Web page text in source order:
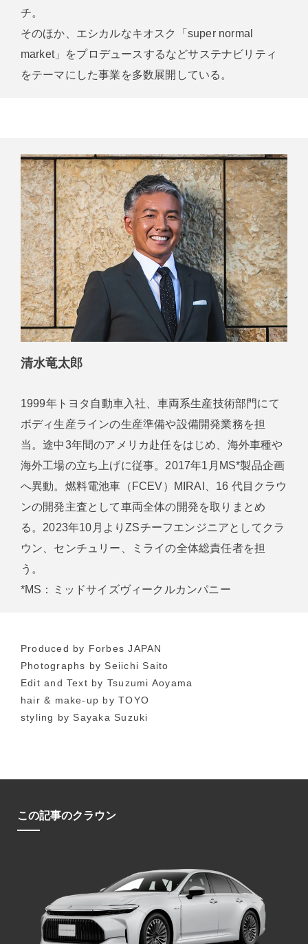
チ。
そのほか、エシカルなキオスク「super normal
market」をプロデュースするなどサステナビリティ
をテーマにした事業を多数展開している。
清水竜太郎
1999年トヨタ自動車入社、車両系生産技術部門にて
ボディ生産ラインの生産準備や設備開発業務を担
当。途中3年間のアメリカ赴任をはじめ、海外車種や
海外工場の立ち上げに従事。2017年1月MS*製品企画
へ異動。燃料電池車（FCEV）MIRAI、16 代目クラウ
ンの開発主査として車両全体の開発を取りまとめ
る。2023年10月よりZSチーフエンジニアとしてクラ
ウン、センチュリー、ミライの全体総責任者を担
う。
*MS：ミッドサイズヴィークルカンパニー
Produced by Forbes JAPAN
Photographs by Seiichi Saito
Edit and Text by Tsuzumi Aoyama
hair & make-up by TOYO
styling by Sayaka Suzuki
この記事のクラウン